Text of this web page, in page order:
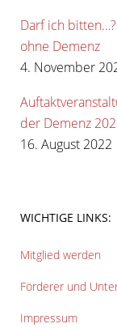
Darf ich
ohne Demenz
4. November
der Demenz
16. August 2022
WICHTIGE LINKS:
Mitglied werden
Förderer und
Impressum